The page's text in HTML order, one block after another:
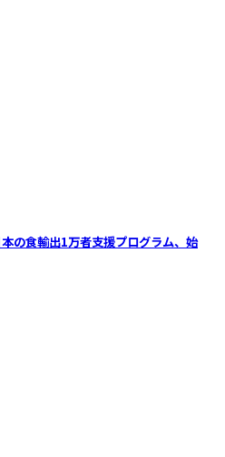
の食輸出1万者支援プログラム、始